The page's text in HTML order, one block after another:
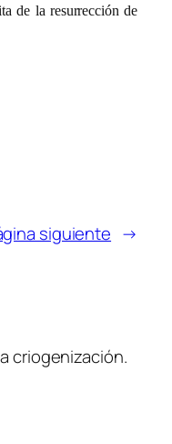
de la resurrección de
siguiente →
criogenización.